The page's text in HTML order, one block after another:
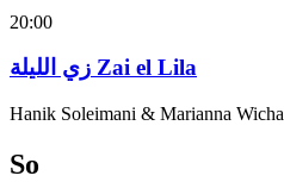
20:00
زي‌ اللیلة Zai el Lila
Hanik Soleimani & Marianna Wicha
So